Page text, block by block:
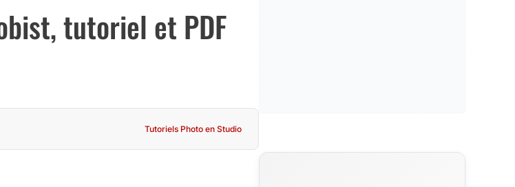
tutoriel et PDF
Tutoriels Photo en Studio